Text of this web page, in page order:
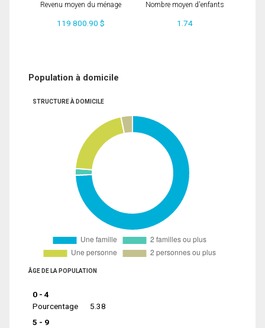
Revenu moyen du ménage
119 800.90 $
Nombre moyen d'enfants
1.74
Population à domicile
STRUCTURE À DOMICILE
ÂGE DE LA POPULATION
0 - 4
Pourcentage
5.38
5 - 9